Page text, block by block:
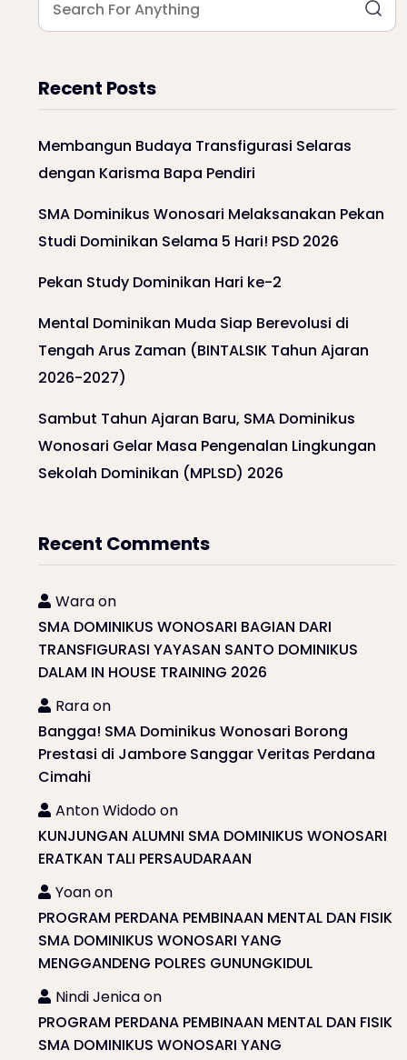
Recent Posts
Membangun Budaya Transfigurasi Selaras
dengan Karisma Bapa Pendiri
SMA Dominikus Wonosari Melaksanakan Pekan
Studi Dominikan Selama 5 Hari! PSD 2026
Pekan Study Dominikan Hari ke-2
Mental Dominikan Muda Siap Berevolusi di
Tengah Arus Zaman (BINTALSIK Tahun Ajaran
2026-2027)
Sambut Tahun Ajaran Baru, SMA Dominikus
Wonosari Gelar Masa Pengenalan Lingkungan
Sekolah Dominikan (MPLSD) 2026
Recent Comments
Waraon
SMA DOMINIKUS WONOSARI BAGIAN DARI
TRANSFIGURASI YAYASAN SANTO DOMINIKUS
DALAM IN HOUSE TRAINING 2026
Raraon
Bangga! SMA Dominikus Wonosari Borong
Prestasi di Jambore Sanggar Veritas Perdana
Cimahi
Anton Widodoon
KUNJUNGAN ALUMNI SMA DOMINIKUS WONOSARI
ERATKAN TALI PERSAUDARAAN
Yoanon
PROGRAM PERDANA PEMBINAAN MENTAL DAN FISIK
SMA DOMINIKUS WONOSARI YANG
MENGGANDENG POLRES GUNUNGKIDUL
Nindi Jenicaon
PROGRAM PERDANA PEMBINAAN MENTAL DAN FISIK
SMA DOMINIKUS WONOSARI YANG